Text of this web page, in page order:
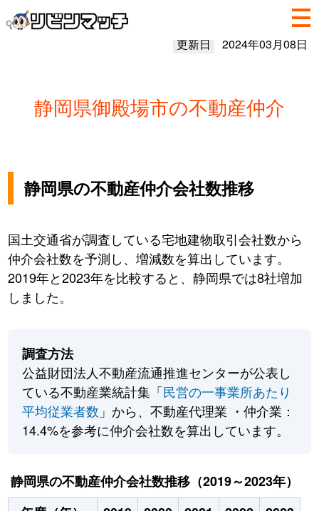
更新日 2024年03月08日
静岡県御殿場市の不動産仲介
静岡県の不動産仲介会社数推移
国土交通省が調査している宅地建物取引会社数から
仲介会社数を予測し、増減数を算出しています。
2019年と2023年を比較すると、静岡県では8社増加
しました。
調査方法
公益財団法人不動産流通推進センターが公表し
ている不動産業統計集「民営の一事業所あたり
平均従業者数 」から、不動産代理業 ・仲介業：
14.4%を参考に仲介会社数を算出しています。
静岡県の不動産仲介会社数推移（2019～2023年）